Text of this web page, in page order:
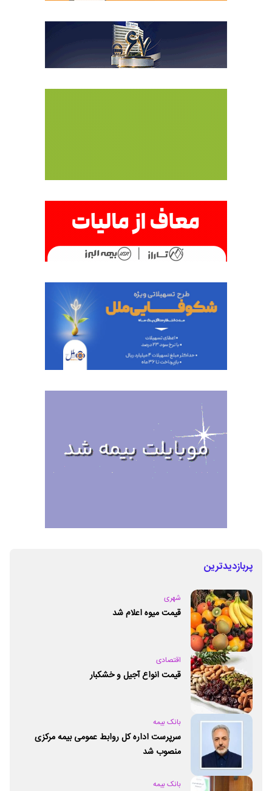
پربازدیدترین
شهری
قیمت میوه اعلام شد
اقتصادی
قیمت انواع آجیل و خشکبار
بانک بیمه
سرپرست اداره کل روابط عمومی بیمه مرکزی
منصوب شد
بانک بیمه